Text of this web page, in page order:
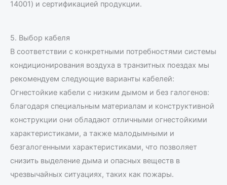
14001) и сертификацией продукции.
5. Выбор кабеля
В соответствии с конкретными потребностями системы
кондиционирования воздуха в транзитных поездах мы
рекомендуем следующие варианты кабелей:
Огнестойкие кабели с низким дымом и без галогенов:
благодаря специальным материалам и конструктивной
конструкции они обладают отличными огнестойкими
характеристиками, а также малодымными и
безгалогенными характеристиками, что позволяет
снизить выделение дыма и опасных веществ в
чрезвычайных ситуациях, таких как пожары.